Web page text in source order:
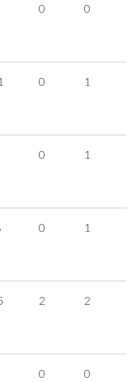
0 0
0 1
0 1
0 1
2 2
0 0